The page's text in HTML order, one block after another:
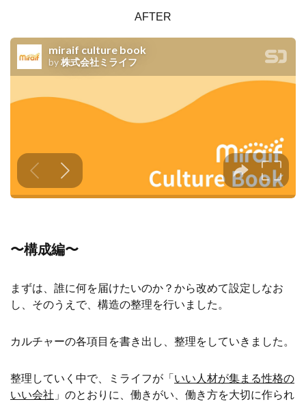
AFTER
〜構成編〜
まずは、誰に何を届けたいのか？から改めて設定しなお
し、そのうえで、構造の整理を行いました。
カルチャーの各項目を書き出し、整理をしていきました。
整理していく中で、ミライフが「 いい人材が集まる性格の
いい会社 」のとおりに、働きがい、働き方を大切に作られ